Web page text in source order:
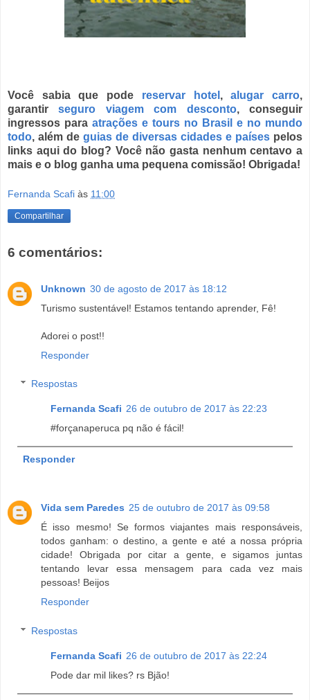
Você sabia que pode reservar hotel ,alugar carro,
garantirseguro viagem com desconto,conseguir
ingressos para atrações e tours no Brasil e no mundo
todo, além de guias de diversas cidades e países pelos
links aqui do blog? Você não gasta nenhum centavo a
mais e o blog ganha uma pequena comissão! Obrigada!
Fernanda Scafi às 11:00
Compartilhar
6 comentários:
Unknown 30 de agosto de 2017 às 18:12
Turismo sustentável! Estamos tentando aprender, Fê!
Adorei o post!!
Responder
Respostas
Fernanda Scafi 26 de outubro de 2017 às 22:23
#forçanaperuca pq não é fácil!
Responder
Vida sem Paredes 25 de outubro de 2017 às 09:58
É isso mesmo! Se formos viajantes mais responsáveis,
todos ganham: o destino, a gente e até a nossa própria
cidade! Obrigada por citar a gente, e sigamos juntas
tentando levar essa mensagem para cada vez mais
pessoas! Beijos
Responder
Respostas
Fernanda Scafi 26 de outubro de 2017 às 22:24
Pode dar mil likes? rs Bjão!